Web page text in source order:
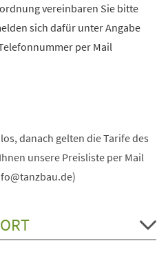
vereinbaren Sie bitte
sich dafür unter Angabe
per Mail
danach gelten die Tarife des
unsere Preisliste per Mail